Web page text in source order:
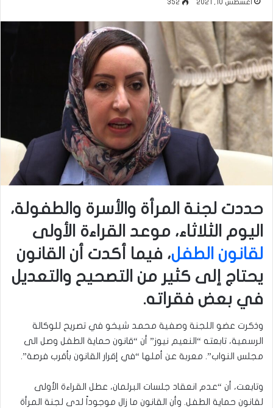
أغسطس 10, 2021 352
حددت لجنة المرأة والأسرة والطفولة،
اليوم الثلاثاء، موعد القراءة الأولى
لقانون الطفل، فيما أكدت أن القانون
يحتاج إلى كثير من التصحيح والتعديل
في بعض فقراته.
وذكرت عضو اللجنة وصفية محمد شيخو في تصريح للوكالة
الرسمية، تابعته “النعيم نيوز” أن “قانون حماية الطفل وصل الى
مجلس النواب”. معربة عن أملها “في إقرار القانون بأقرب فرصة”.
وتابعت، أن “عدم انعقاد جلسات البرلمان، عطل القراءة الأولى
لقانون حماية الطفل. وأن القانون ما زال موجوداً لدى لجنة المرأة